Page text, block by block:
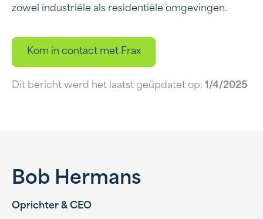
zowel industriële als residentiële omgevingen.
Kom in contact met Frax
Dit bericht werd het laatst geüpdatet op: 1/4/2025
Bob Hermans
Oprichter & CEO